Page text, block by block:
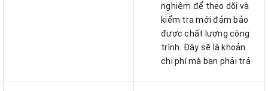
nghiệm để theo dõi và
kiểm tra mới đảm bảo
được chất lượng công
trình. Đây sẽ là khoản
chi phí mà bạn phải trả